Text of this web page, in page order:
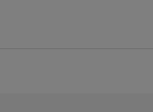
de Allianzde Allianz